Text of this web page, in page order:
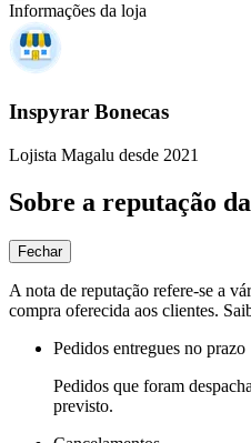
Informações da loja
Inspyrar Bonecas
Lojista Magalu desde 2021
Sobre a reputação
Fechar
A nota de reputação refere-se a
compra oferecida aos clientes.
Pedidos entregues no prazo
Pedidos que foram
previsto.